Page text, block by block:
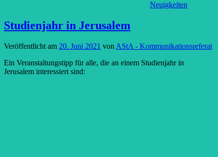
Neuigkeiten
Studienjahr in Jerusalem
Veröffentlicht am 20. Juni 2021 von AStA - Kommunikationsreferat
Ein Veranstaltungstipp für alle, die an einem Studienjahr in
Jerusalem interessiert sind: